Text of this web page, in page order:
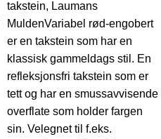
takstein, Laumans
MuldenVariabel rød-engobert
er en takstein som har en
klassisk gammeldags stil. En
refleksjonsfri takstein som er
tett og har en smussavvisende
overflate som holder fargen
sin. Velegnet til f.eks.